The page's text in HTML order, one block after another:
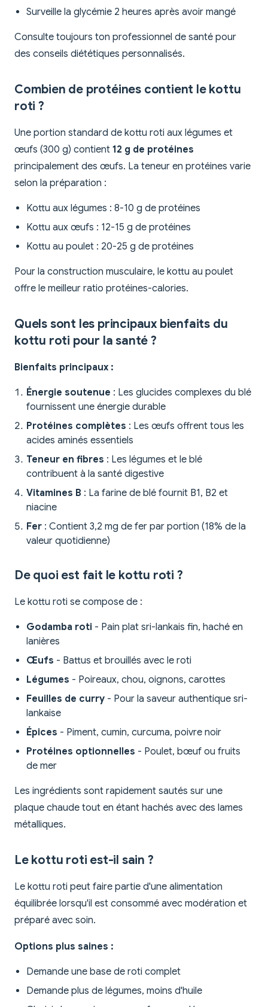
Surveille la glycémie 2 heures après avoir mangé
Consulte toujours ton professionnel de santé pour
des conseils diététiques personnalisés.
Combien de protéines contient le kottu
roti ?
Une portion standard de kottu roti aux légumes et
œufs (300 g) contient 12 g de protéines
principalement des œufs. La teneur en protéines varie
selon la préparation :
Kottu aux légumes : 8-10 g de protéines
Kottu aux œufs : 12-15 g de protéines
Kottu au poulet : 20-25 g de protéines
Pour la construction musculaire, le kottu au poulet
offre le meilleur ratio protéines-calories.
Quels sont les principaux bienfaits du
kottu roti pour la santé ?
Bienfaits principaux :
Énergie soutenue : Les glucides complexes du blé
fournissent une énergie durable
Protéines complètes : Les œufs offrent tous les
acides aminés essentiels
Teneur en fibres : Les légumes et le blé
contribuent à la santé digestive
Vitamines B : La farine de blé fournit B1, B2 et
niacine
Fer : Contient 3,2 mg de fer par portion (18% de la
valeur quotidienne)
De quoi est fait le kottu roti ?
Le kottu roti se compose de :
Godamba roti - Pain plat sri-lankais fin, haché en
lanières
Œufs - Battus et brouillés avec le roti
Légumes - Poireaux, chou, oignons, carottes
Feuilles de curry - Pour la saveur authentique sri-
lankaise
Épices - Piment, cumin, curcuma, poivre noir
Protéines optionnelles - Poulet, bœuf ou fruits
de mer
Les ingrédients sont rapidement sautés sur une
plaque chaude tout en étant hachés avec des lames
métalliques.
Le kottu roti est-il sain ?
Le kottu roti peut faire partie d'une alimentation
équilibrée lorsqu'il est consommé avec modération et
préparé avec soin.
Options plus saines :
Demande une base de roti complet
Demande plus de légumes, moins d'huile